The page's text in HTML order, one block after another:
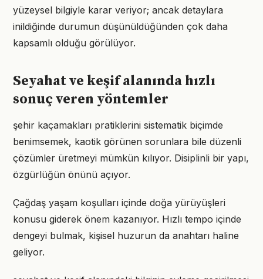
yüzeysel bilgiyle karar veriyor; ancak detaylara
inildiğinde durumun düşünüldüğünden çok daha
kapsamlı olduğu görülüyor.
Seyahat ve keşif alanında hızlı
sonuç veren yöntemler
şehir kaçamakları pratiklerini sistematik biçimde
benimsemek, kaotik görünen sorunlara bile düzenli
çözümler üretmeyi mümkün kılıyor. Disiplinli bir yapı,
özgürlüğün önünü açıyor.
Çağdaş yaşam koşulları içinde doğa yürüyüşleri
konusu giderek önem kazanıyor. Hızlı tempo içinde
dengeyi bulmak, kişisel huzurun da anahtarı haline
geliyor.